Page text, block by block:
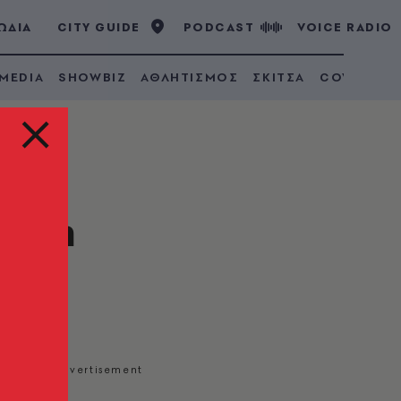
CITY GUIDE PODCAST VOICE RADIO
SHOWBIZ ΑΘΛΗΤΙΣΜΟΣ ΣΚΙΤΣΑ COVID 19
τη